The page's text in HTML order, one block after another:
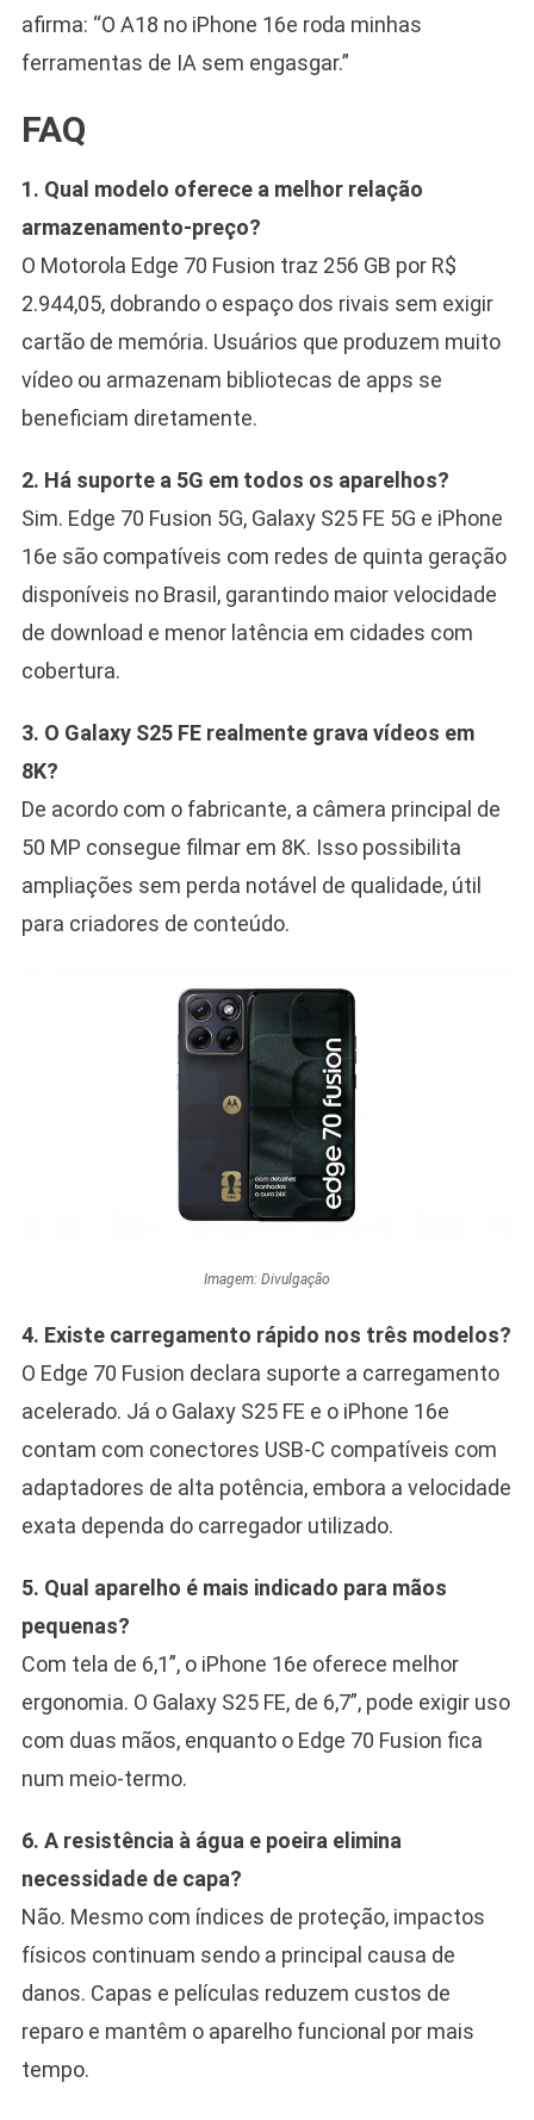
afirma: “O A18 no iPhone 16e roda minhas
ferramentas de IA sem engasgar.”
FAQ
1. Qual modelo oferece a melhor relação
armazenamento-preço?
O Motorola Edge 70 Fusion traz 256 GB por R$
2.944,05, dobrando o espaço dos rivais sem exigir
cartão de memória. Usuários que produzem muito
vídeo ou armazenam bibliotecas de apps se
beneficiam diretamente.
2. Há suporte a 5G em todos os aparelhos?
Sim. Edge 70 Fusion 5G, Galaxy S25 FE 5G e iPhone
16e são compatíveis com redes de quinta geração
disponíveis no Brasil, garantindo maior velocidade
de download e menor latência em cidades com
cobertura.
3. O Galaxy S25 FE realmente grava vídeos em
8K?
De acordo com o fabricante, a câmera principal de
50 MP consegue filmar em 8K. Isso possibilita
ampliações sem perda notável de qualidade, útil
para criadores de conteúdo.
Imagem: Divulgação
4. Existe carregamento rápido nos três modelos?
O Edge 70 Fusion declara suporte a carregamento
acelerado. Já o Galaxy S25 FE e o iPhone 16e
contam com conectores USB-C compatíveis com
adaptadores de alta potência, embora a velocidade
exata dependa do carregador utilizado.
5. Qual aparelho é mais indicado para mãos
pequenas?
Com tela de 6,1”, o iPhone 16e oferece melhor
ergonomia. O Galaxy S25 FE, de 6,7”, pode exigir uso
com duas mãos, enquanto o Edge 70 Fusion fica
num meio-termo.
6. A resistência à água e poeira elimina
necessidade de capa?
Não. Mesmo com índices de proteção, impactos
físicos continuam sendo a principal causa de
danos. Capas e películas reduzem custos de
reparo e mantêm o aparelho funcional por mais
tempo.